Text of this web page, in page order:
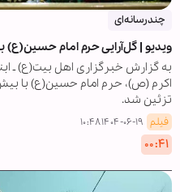
چندرسانه‌ای
ویدیو | گل‌آرایی حرم امام حسین(ع)
به گزارش خبرگزاری اهل بیت(ع) ـ
تزئین شد.
فیلم ۱۴۰۴-۰۶-۱۹ ۱۰:۴۸
۰۰:۴۱